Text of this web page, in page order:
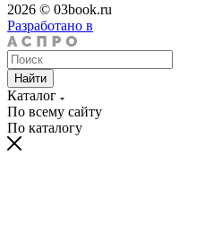
2026 © 03book.ru
Разработано в
Найти
Каталог
По всему сайту
По каталогу